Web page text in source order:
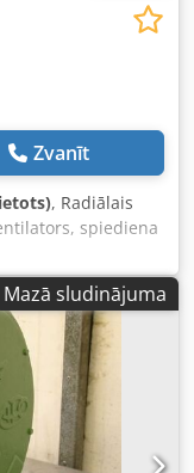
Zvanīt
, Radiālais
spiediena
pūtējs,
Piller,
R08 800 -
plūsma: 12
- Izplūdes
- Izmēri:
Ajvcyw Nsazjr
Mazā sludinājuma